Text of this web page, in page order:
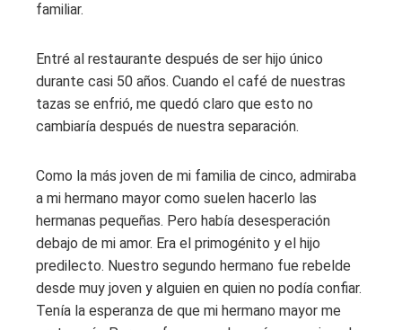
familiar.
Entré al restaurante después de ser hijo único
durante casi 50 años. Cuando el café de nuestras
tazas se enfrió, me quedó claro que esto no
cambiaría después de nuestra separación.
Como la más joven de mi familia de cinco, admiraba
a mi hermano mayor como suelen hacerlo las
hermanas pequeñas. Pero había desesperación
debajo de mi amor. Era el primogénito y el hijo
predilecto. Nuestro segundo hermano fue rebelde
desde muy joven y alguien en quien no podía confiar.
Tenía la esperanza de que mi hermano mayor me